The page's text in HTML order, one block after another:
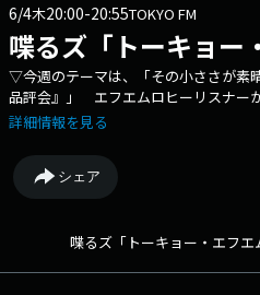
6/4木20:00-20:55TOKYO FM
喋るズ「トーキョー
▽今週のテーマは、「その小ささが素
品評会』」 エフエムロヒーリスナー
まったエピソードを募集！ あなたの
ます！！ ＊＊＊＊＊ 木曜日の夜
ヒーが贈る55分プログラム。 ヒコロ
と、日常の些細な出来事から注目の
組Webサイト：https://
詳細情報を見る
シェア
喋るズ「トーキョー・エフエ